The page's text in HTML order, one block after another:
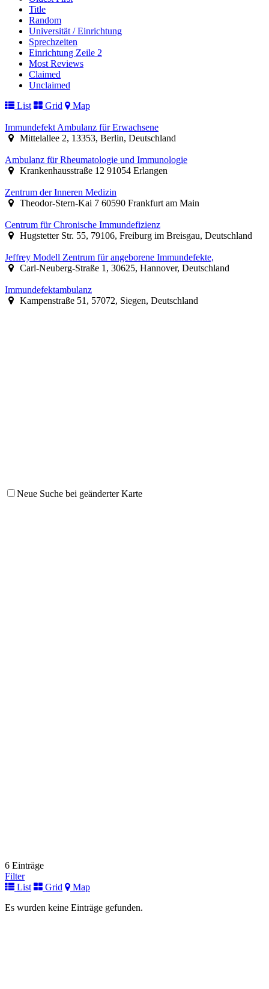
Title
Random
Universität / Einrichtung
Sprechzeiten
Einrichtung Zeile 2
Most Reviews
Claimed
Unclaimed
List
Grid Map
Immundefekt Ambulanz für Erwachsene
Mittelallee 2, 13353, Berlin, Deutschland
Ambulanz für Rheumatologie und Immunologie
Krankenhausstraße 12 91054 Erlangen
Zentrum der Inneren Medizin
Theodor-Stern-Kai 7 60590 Frankfurt am Main
Centrum für Chronische Immundefizienz
Hugstetter Str. 55, 79106, Freiburg im Breisgau, Deutschland
Jeffrey Modell Zentrum für angeborene Immundefekte,
Carl-Neuberg-Straße 1, 30625, Hannover, Deutschland
Immundefektambulanz
Kampenstraße 51, 57072, Siegen, Deutschland
Neue Suche bei geänderter Karte
6 Einträge
Filter
List
Grid
Map
Es wurden keine Einträge gefunden.